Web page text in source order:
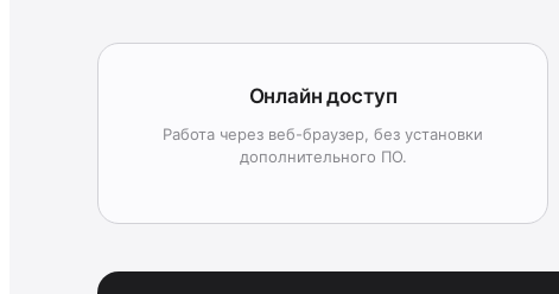
Онлайн доступ
Работа через веб-браузер, без установки
дополнительного ПО.